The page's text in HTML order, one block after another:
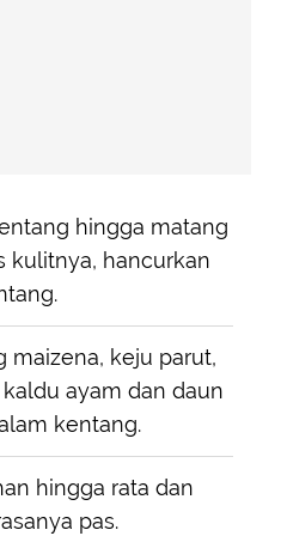
hingga matang
kulitnya, hancurkan
maizena, keju parut,
ayam dan daun
kentang.
hingga rata dan
pas.